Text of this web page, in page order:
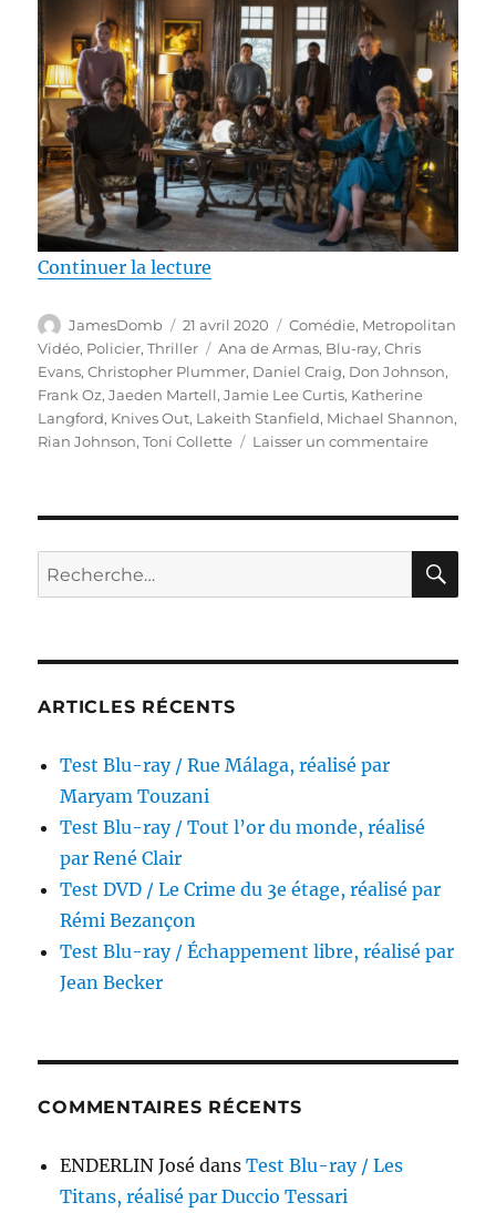
Continuer la lecture
Auteur
JamesDomb
Publié
le
21 avril 2020 Catégories
Comédie, Metropolitan
Vidéo, Policier,Thriller Étiquettes
Ana de Armas, Blu-ray,Chris
Evans,Christopher Plummer, Daniel Craig, Don Johnson,
Frank Oz,Jaeden Martell,Jamie Lee Curtis, Katherine
Langford, Knives Out, Lakeith Stanfield, Michael Shannon,
Rian Johnson,Toni Collette Laisser un commentairesur
A
couteaux
tirés,
Recherche
pour :
ARTICLES RÉCENTS
Test Blu-ray / Rue Málaga, réalisé par
Maryam Touzani
Test Blu-ray / Tout l’or du monde, réalisé
par René Clair
Test DVD / Le Crime du 3e étage, réalisé par
Rémi Bezançon
Test Blu-ray / Échappement libre, réalisé par
Jean Becker
COMMENTAIRES RÉCENTS
ENDERLIN José dansTest Blu-ray / Les
Titans, réalisé par Duccio Tessari